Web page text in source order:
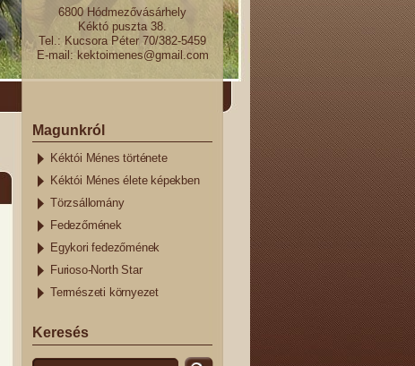
6800 Hódmezővásárhely
Kéktó puszta 38.
Tel.: Kucsora Péter 70/382-5459
E-mail: kektoimenes@gmail.com
Magunkról
Kéktói Ménes története
Kéktói Ménes élete képekben
Törzsállomány
Fedezőmének
Egykori fedezőmének
Furioso-North Star
Természeti környezet
Keresés